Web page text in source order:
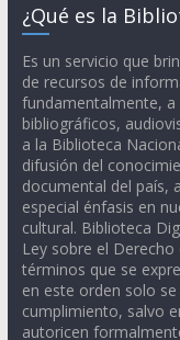
¿Qué es la
Es un servicio que
de recursos de
fundamentalmente,
bibliográficos,
a la Biblioteca
difusión del
documental del país,
especial énfasis en
cultural. Biblioteca
Ley sobre el
términos que se
en este orden solo
cumplimiento, salvo
autoricen